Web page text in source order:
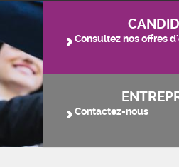
Consultez nos offres
Contactez-nous